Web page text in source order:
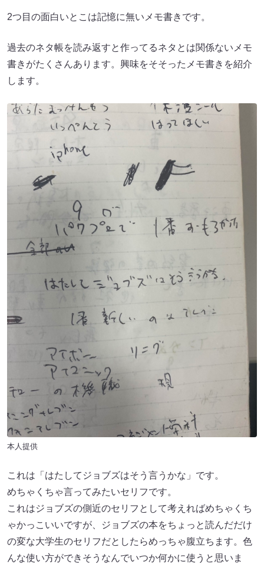
2つ目の面白いとこは記憶に無いメモ書きです。
過去のネタ帳を読み返すと作ってるネタとは関係ないメモ
書きがたくさんあります。興味をそそったメモ書きを紹介
します。
本人提供
これは「はたしてジョブズはそう言うかな」です。
めちゃくちゃ言ってみたいセリフです。
これはジョブズの側近のセリフとして考えればめちゃくち
ゃかっこいいですが、ジョブズの本をちょっと読んだだけ
の変な大学生のセリフだとしたらめっちゃ腹立ちます。色
んな使い方ができそうなんでいつか何かに使うと思いま